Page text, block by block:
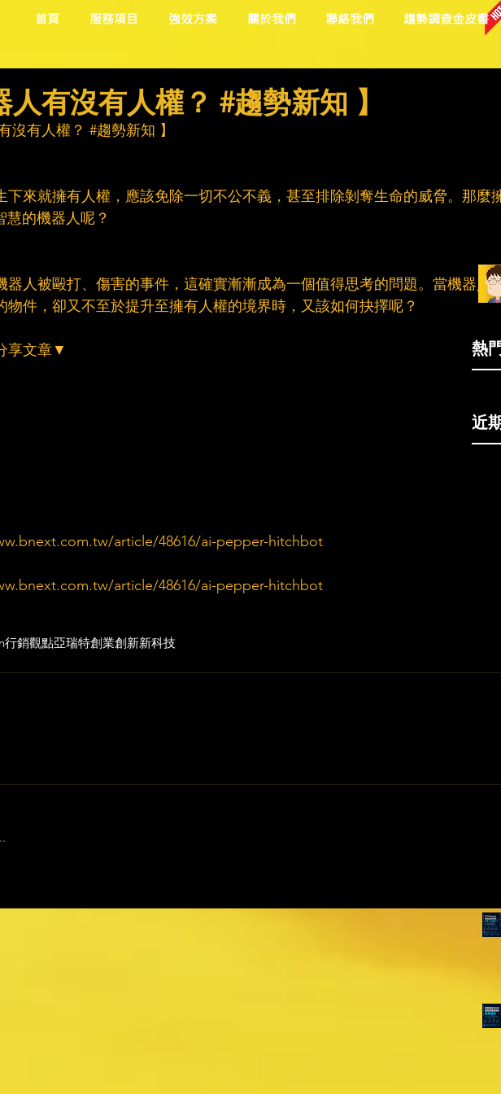
首頁 服務項目 強效方案 關於我們 聯絡我們 趨勢調查金皮書
人有沒有人權？ #趨勢新知 】
沒有人權？ #趨勢新知 】
下來就擁有人權，應該免除一切不公不義，甚至排除剝奪生命的威脅。那麼
慧的機器人呢？
器人被毆打、傷害的事件，這確實漸漸成為一個值得思考的問題。當機器人
物件，卻又不至於提升至擁有人權的境界時，又該如何抉擇呢？
享文章▼
article/48616/ai-pepper-hitchbot
article/48616/ai-pepper-hitchbot
行銷觀點亞瑞特創業創新新科技
熱
近